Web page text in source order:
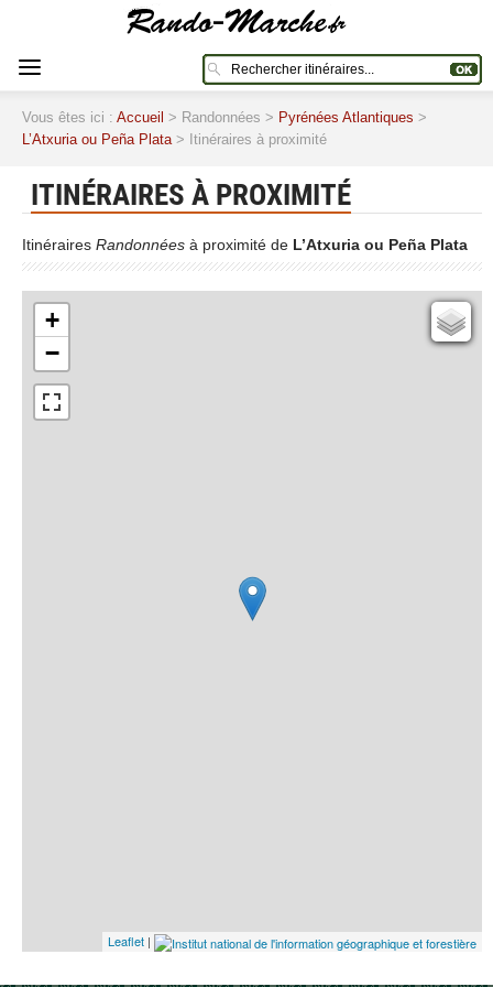
Vous êtes ici : Accueil > Randonnées > Pyrénées Atlantiques >
L’Atxuria ou Peña Plata> Itinéraires à proximité
ITINÉRAIRES À PROXIMITÉ
Itinéraires Randonnées à proximité de L’Atxuria ou Peña Plata
+
−
Leaflet |